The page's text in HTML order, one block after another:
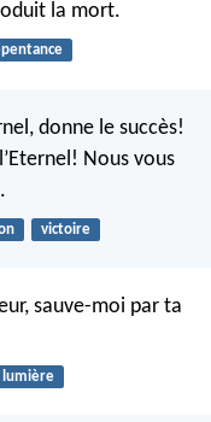
la mort.
donne le succès!
Nous vous
victoire
sauve-moi par ta
lumière